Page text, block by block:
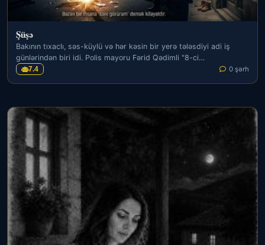
Şüşə
Bakının tıxaclı, səs-küylü və hər kəsin bir yerə tələsdiyi adi iş
günlərindən biri idi. Polis mayoru Fərid Qədimli "8-ci…
7.4 0 şərh